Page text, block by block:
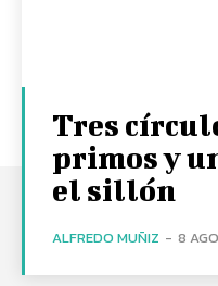
Tres
primos y
el sillón
ALFREDO MUÑIZ - 8